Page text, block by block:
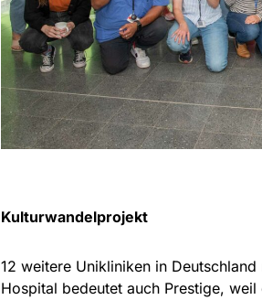
Kulturwandelprojekt
12 weitere Unikliniken in
Hospital bedeutet auch Prestige,